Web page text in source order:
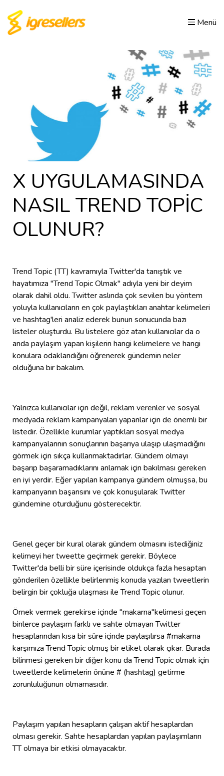
Menü
X UYGULAMASINDA
NASIL TREND TOPİC
OLUNUR?
Trend Topic (TT) kavramıyla Twitter'da tanıştık ve
hayatımıza "Trend Topic Olmak" adıyla yeni bir deyim
olarak dahil oldu. Twitter aslında çok sevilen bu yöntem
yoluyla kullanıcıların en çok paylaştıkları anahtar kelimeleri
ve hashtag'leri analiz ederek bunun sonucunda bazı
listeler oluşturdu. Bu listelere göz atan kullanıcılar da o
anda paylaşım yapan kişilerin hangi kelimelere ve hangi
konulara odaklandığını öğrenerek gündemin neler
olduğuna bir bakalım.
Yalnızca kullanıcılar için değil, reklam verenler ve sosyal
medyada reklam kampanyaları yapanlar için de önemli bir
listedir. Özellikle kurumlar yaptıkları sosyal medya
kampanyalarının sonuçlarının başarıya ulaşıp ulaşmadığını
görmek için sıkça kullanmaktadırlar. Gündem olmayı
başarıp başaramadıklarını anlamak için bakılması gereken
en iyi yerdir. Eğer yapılan kampanya gündem olmuşsa, bu
kampanyanın başarısını ve çok konuşularak Twitter
gündemine oturduğunu gösterecektir.
Genel geçer bir kural olarak gündem olmasını istediğiniz
kelimeyi her tweette geçirmek gerekir. Böylece
Twitter'da belli bir süre içerisinde oldukça fazla hesaptan
gönderilen özellikle belirlenmiş konuda yazılan tweetlerin
belirgin bir çokluğa ulaşması ile Trend Topic olunur.
Örnek vermek gerekirse içinde "makarna"kelimesi geçen
binlerce paylaşım farklı ve sahte olmayan Twitter
hesaplarından kısa bir süre içinde paylaşılırsa #makarna
karşımıza Trend Topic olmuş bir etiket olarak çıkar. Burada
bilinmesi gereken bir diğer konu da Trend Topic olmak için
tweetlerde kelimelerin önüne # (hashtag) getirme
zorunluluğunun olmamasıdır.
Paylaşım yapılan hesapların çalışan aktif hesaplardan
olması gerekir. Sahte hesaplardan yapılan paylaşımların
TT olmaya bir etkisi olmayacaktır.